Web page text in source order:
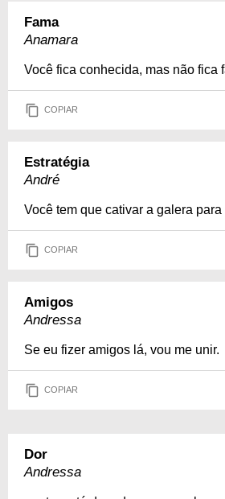
Fama
Anamara
Você fica conhecida, mas não fica
COPIAR
Estratégia
André
Você tem que cativar a galera para
COPIAR
Amigos
Andressa
Se eu fizer amigos lá, vou me unir.
COPIAR
Dor
Andressa